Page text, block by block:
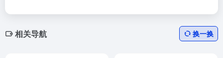
相关导航 换一换